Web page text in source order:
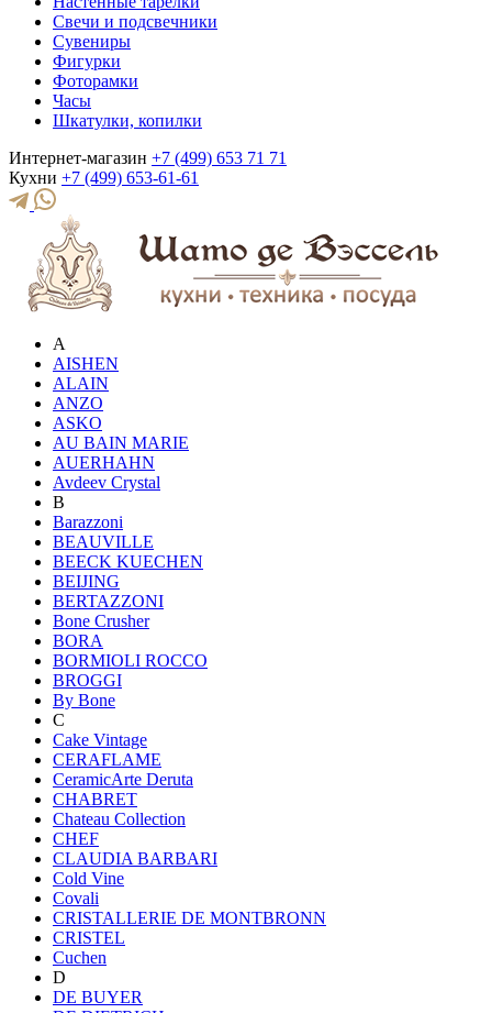
Свечи и подсвечники
Сувениры
Фигурки
Фоторамки
Часы
Шкатулки, копилки
Интернет-магазин +7 (499) 653 71 71
Кухни +7 (499) 653-61-61
A
AISHEN
ALAIN
ANZO
ASKO
AU BAIN MARIE
AUERHAHN
Avdeev Crystal
B
Barazzoni
BEAUVILLE
BEECK KUECHEN
BEIJING
BERTAZZONI
Bone Crusher
BORA
BORMIOLI ROCCO
BROGGI
By Bone
C
Cake Vintage
CERAFLAME
CeramicArte Deruta
CHABRET
Chateau Collection
CHEF
CLAUDIA BARBARI
Cold Vine
Covali
CRISTALLERIE DE MONTBRONN
CRISTEL
Cuchen
D
DE BUYER